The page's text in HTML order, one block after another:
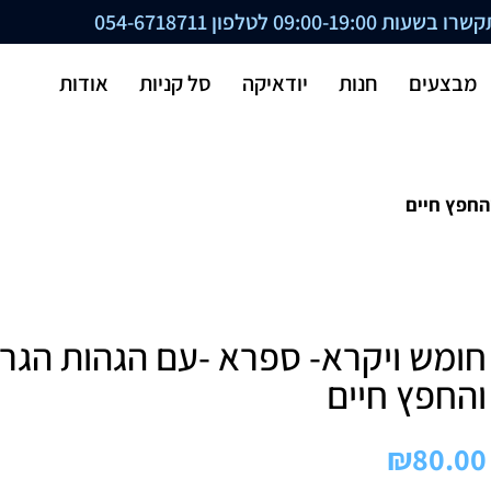
09:00-19:00 לטלפון 054-6718711
מבצעים חנות יודאיקה סל קניות אודות
חיים
חומש ויקרא- ספרא -עם הגהות
והחפץ חיים
₪80.00